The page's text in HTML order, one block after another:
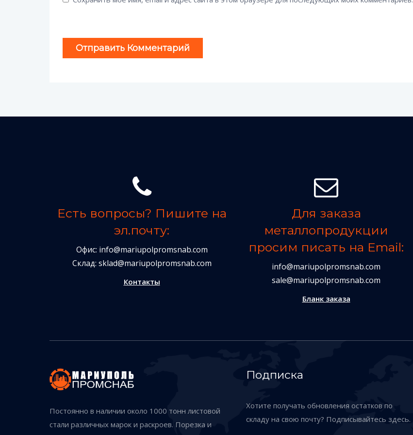
Есть вопросы? Пишите на
эл.почту:
Офис: info@mariupolpromsnab.com
Склад: sklad@mariupolpromsnab.com
Контакты
Для заказа
металлопродукции
просим писать на Email:
info@mariupolpromsnab.com
sale@mariupolpromsnab.com
Бланк заказа
Постоянно в наличии около 1000 тонн листовой
стали различных марок и раскроев. Порезка и
Подписка
Хотите получать обновления остатков по
складу на свою почту? Подписывайтесь здесь.